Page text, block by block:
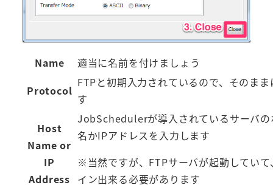
Name
適当に名前を付けましょう
Protocol
FTPと初期入力されているので、そのま
す
Host
Name or
IP
Address
JobSchedulerが導入されているサーバの
名かIPアドレスを入力します
※当然ですが、FTPサーバが起動していて
イン出来る必要があります